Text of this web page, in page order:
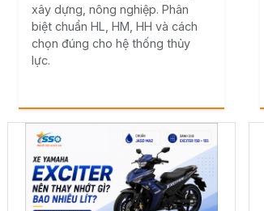
xây dựng, nông nghiệp. Phân
biệt chuẩn HL, HM, HH và cách
chọn đúng cho hệ thống thủy
lực.